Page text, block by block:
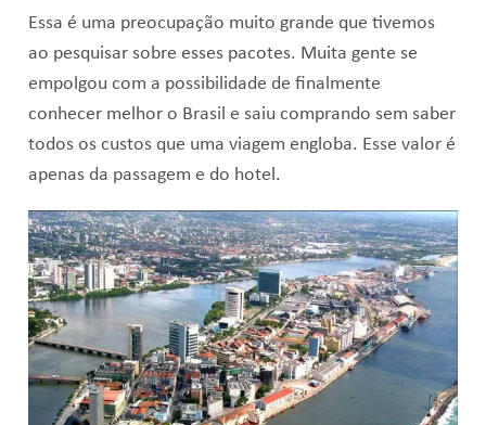
Essa é uma preocupação muito grande que tivemos
ao pesquisar sobre esses pacotes. Muita gente se
empolgou com a possibilidade de finalmente
conhecer melhor o Brasil e saiu comprando sem saber
todos os custos que uma viagem engloba. Esse valor é
apenas da passagem e do hotel.